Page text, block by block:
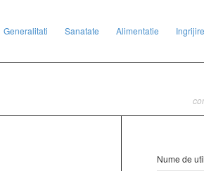
Generalitati Sanatate Alimentatie Ingrijire
Nume de